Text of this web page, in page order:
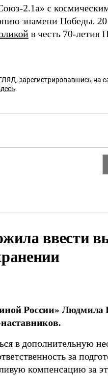
2.1а» с
знамени Победы. 20
в честь 70-летия
зарегистрировавшись на
.
ввести
России»
в дополнительную
за
компенсацию за